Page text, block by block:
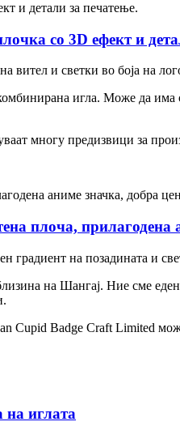
со 3D ефект и
вител и светки во боја на
игла. Може да
многу предизвици за
плоча, прилагодена
градиент на позадината и
на Шангај. Ние сме
Cupid Badge Craft Limited
на иглата